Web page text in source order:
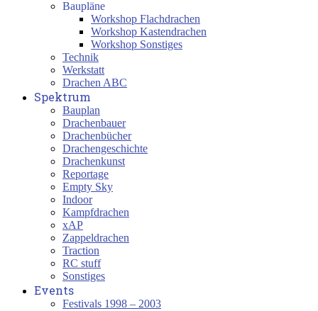
Baupläne
Workshop Flachdrachen
Workshop Kastendrachen
Workshop Sonstiges
Technik
Werkstatt
Drachen ABC
Spektrum
Bauplan
Drachenbauer
Drachenbücher
Drachengeschichte
Drachenkunst
Reportage
Empty Sky
Indoor
Kampfdrachen
xAP
Zappeldrachen
Traction
RC stuff
Sonstiges
Events
Festivals 1998 – 2003